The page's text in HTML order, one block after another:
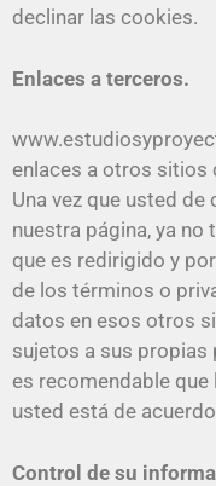
declinar las cookies.
Enlaces a terceros.
enlaces a otros sitios
Una vez que usted
nuestra página, ya
que es redirigido y
de los términos o
datos en esos otros
sujetos a sus propias
es recomendable
usted está de
Control de su